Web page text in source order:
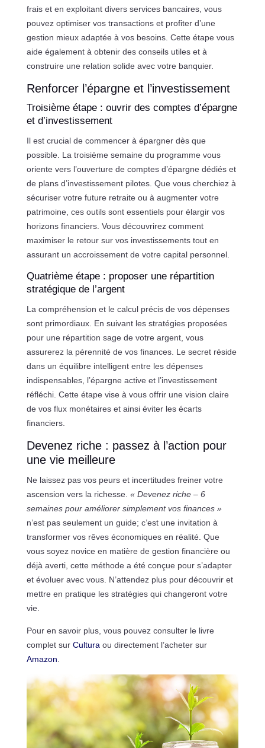
frais et en exploitant divers services bancaires, vous
pouvez optimiser vos transactions et profiter d’une
gestion mieux adaptée à vos besoins. Cette étape vous
aide également à obtenir des conseils utiles et à
construire une relation solide avec votre banquier.
Renforcer l’épargne et l’investissement
Troisième étape : ouvrir des comptes d’épargne
et d’investissement
Il est crucial de commencer à épargner dès que
possible. La troisième semaine du programme vous
oriente vers l’ouverture de comptes d’épargne dédiés et
de plans d’investissement pilotes. Que vous cherchiez à
sécuriser votre future retraite ou à augmenter votre
patrimoine, ces outils sont essentiels pour élargir vos
horizons financiers. Vous découvrirez comment
maximiser le retour sur vos investissements tout en
assurant un accroissement de votre capital personnel.
Quatrième étape : proposer une répartition
stratégique de l’argent
La compréhension et le calcul précis de vos dépenses
sont primordiaux. En suivant les stratégies proposées
pour une répartition sage de votre argent, vous
assurerez la pérennité de vos finances. Le secret réside
dans un équilibre intelligent entre les dépenses
indispensables, l’épargne active et l’investissement
réfléchi. Cette étape vise à vous offrir une vision claire
de vos flux monétaires et ainsi éviter les écarts
financiers.
Devenez riche : passez à l’action pour
une vie meilleure
Ne laissez pas vos peurs et incertitudes freiner votre
ascension vers la richesse. « Devenez riche – 6
semaines pour améliorer simplement vos finances »
n’est pas seulement un guide; c’est une invitation à
transformer vos rêves économiques en réalité. Que
vous soyez novice en matière de gestion financière ou
déjà averti, cette méthode a été conçue pour s’adapter
et évoluer avec vous. N’attendez plus pour découvrir et
mettre en pratique les stratégies qui changeront votre
vie.
Pour en savoir plus, vous pouvez consulter le livre
complet sur Cultura ou directement l’acheter sur
Amazon